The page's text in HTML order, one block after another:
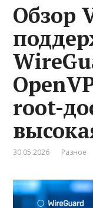
Обзор
root-
30.05.2026 Разное